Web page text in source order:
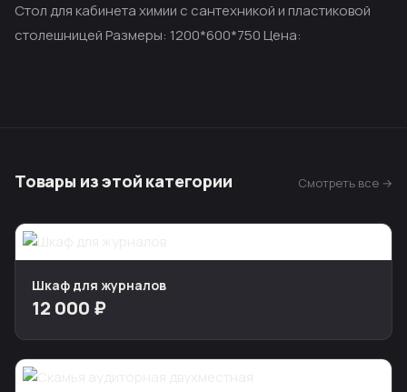
Стол для кабинета химии с сантехникой и пластиковой
столешницей Размеры: 1200*600*750 Цена:
Товары из этой категории Смотреть все →
Шкаф для журналов
12 000 ₽